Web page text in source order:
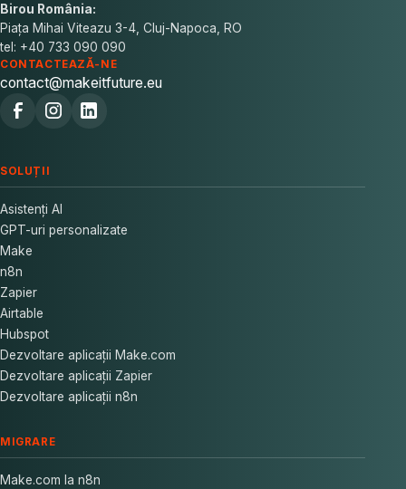
Birou România:
Piața Mihai Viteazu 3-4, Cluj-Napoca, RO
tel: +40 733 090 090
CONTACTEAZĂ-NE
contact@makeitfuture.eu
SOLUȚII
Asistenți AI
GPT-uri personalizate
Make
n8n
Zapier
Airtable
Hubspot
Dezvoltare aplicații Make.com
Dezvoltare aplicații Zapier
Dezvoltare aplicații n8n
MIGRARE
Make.com la n8n